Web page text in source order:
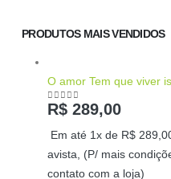
PRODUTOS MAIS VENDIDOS
O amor Tem que viver
0out of 5
R$ 289,00
Em até 1x de R$
avista, (P/ mais
contato com a loja)